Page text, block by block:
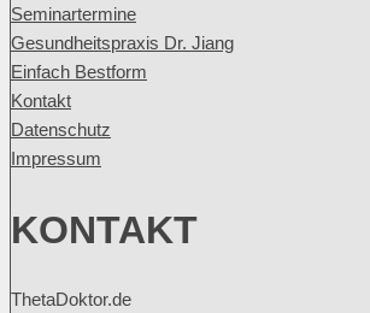
Seminartermine
Gesundheitspraxis Dr. Jiang
Einfach Bestform
Kontakt
Datenschutz
Impressum
KONTAKT
ThetaDoktor.de